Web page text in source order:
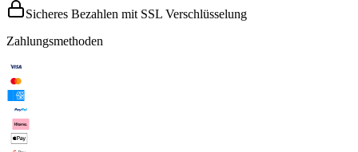
Sicheres Bezahlen mit SSL Verschlüsselung
Zahlungsmethoden